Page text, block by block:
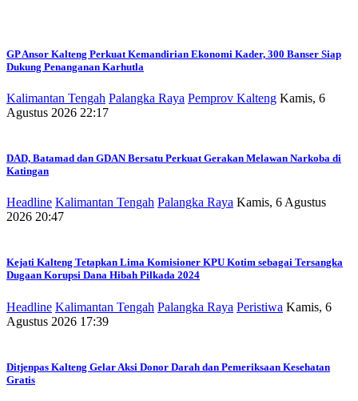
GP Ansor Kalteng Perkuat Kemandirian Ekonomi Kader, 300 Banser Siap
Dukung Penanganan Karhutla
Kalimantan Tengah Palangka Raya Pemprov Kalteng Kamis, 6
Agustus 2026 22:17
DAD, Batamad dan GDAN Bersatu Perkuat Gerakan Melawan Narkoba di
Katingan
Headline Kalimantan Tengah Palangka Raya Kamis, 6 Agustus
2026 20:47
Kejati Kalteng Tetapkan Lima Komisioner KPU Kotim sebagai Tersangka
Dugaan Korupsi Dana Hibah Pilkada 2024
Headline Kalimantan Tengah Palangka Raya Peristiwa Kamis, 6
Agustus 2026 17:39
Ditjenpas Kalteng Gelar Aksi Donor Darah dan Pemeriksaan Kesehatan
Gratis